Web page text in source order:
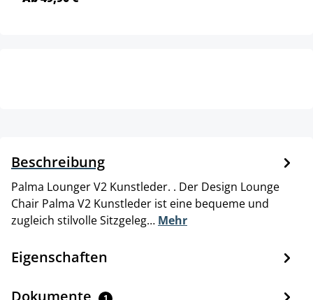
Beschreibung
Palma Lounger V2 Kunstleder. . Der Design Lounge
Chair Palma V2 Kunstleder ist eine bequeme und
zugleich stilvolle Sitzgeleg… Mehr
Eigenschaften
Dokumente